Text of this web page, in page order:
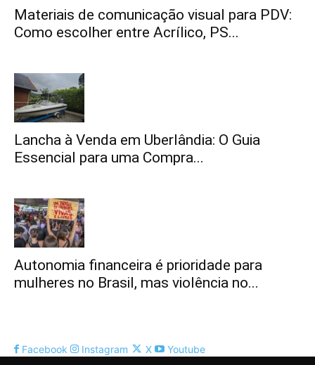
Materiais de comunicação visual para PDV:
Como escolher entre Acrílico, PS...
Lancha à Venda em Uberlândia: O Guia
Essencial para uma Compra...
Autonomia financeira é prioridade para
mulheres no Brasil, mas violência no...
Facebook Instagram X Youtube